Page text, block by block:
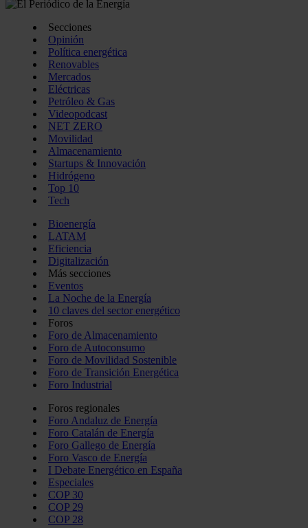
Secciones
Opinión
Política energética
Renovables
Mercados
Eléctricas
Petróleo & Gas
Videopodcast
NET ZERO
Movilidad
Almacenamiento
Startups & Innovación
Hidrógeno
Top 10
Tech
Bioenergía
LATAM
Eficiencia
Digitalización
Más secciones
Eventos
La Noche de la Energía
10 claves del sector energético
Foros
Foro de Almacenamiento
Foro de Autoconsumo
Foro de Movilidad Sostenible
Foro de Transición Energética
Foro Industrial
Foros regionales
Foro Andaluz de Energía
Foro Catalán de Energía
Foro Gallego de Energía
Foro Vasco de Energía
I Debate Energético en España
Especiales
COP 30
COP 29
COP 28